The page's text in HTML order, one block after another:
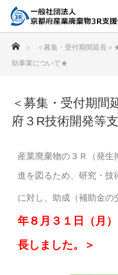
＜募集・受付期間延長
助事業について★
＜募集・受付期
府３R技術開発等
産業廃棄物の３Ｒ（発生
進を図るため、研究・技
に対し、助成（補助金の
年８月３１日（月
長しました。＞